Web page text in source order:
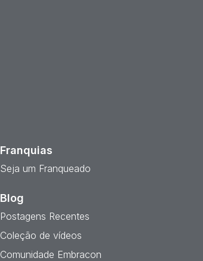
Franquias
Seja um Franqueado
Blog
Postagens Recentes
Coleção de vídeos
Comunidade Embracon